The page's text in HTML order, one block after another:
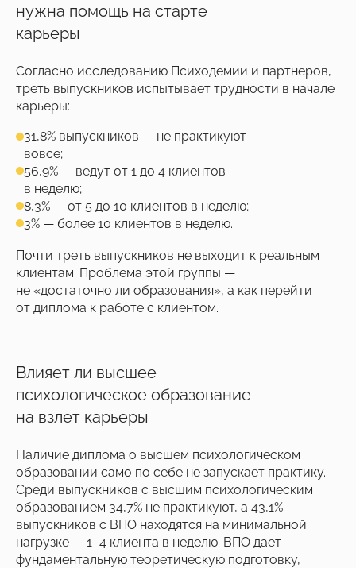
нужна помощь на старте
карьеры
Согласно исследованию Психодемии и партнеров,
треть выпускников испытывает трудности в начале
карьеры:
31,8% выпускников — не практикуют
вовсе;
56,9% — ведут от 1 до 4 клиентов
в неделю;
8,3% — от 5 до 10 клиентов в неделю;
3% — более 10 клиентов в неделю.
Почти треть выпускников не выходит к реальным
клиентам. Проблема этой группы —
не «достаточно ли образования», а как перейти
от диплома к работе с клиентом.
Влияет ли высшее
психологическое образование
на взлет карьеры
Наличие диплома о высшем психологическом
образовании само по себе не запускает практику.
Среди выпускников с высшим психологическим
образованием 34,7% не практикуют, а 43,1%
выпускников с ВПО находятся на минимальной
нагрузке — 1−4 клиента в неделю. ВПО дает
фундаментальную теоретическую подготовку,